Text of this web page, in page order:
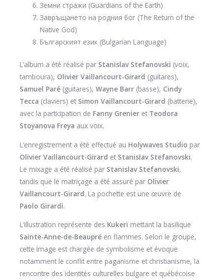
Земни стражи (Guardians of the Earth)
Завръщането на родния бог (The Return of the
Native God)
Българският език (Bulgarian Language)
L’album a été réalisé par Stanislav Stefanovski (voix,
tamboura), Olivier Vaillancourt-Girard (guitares),
Samuel Paré (guitares), Wayne Barr (basse), Cindy
Tecca (claviers) et Simon Vaillancourt-Girard (batterie),
avec la participation de Fanny Grenier et Teodora
Stoyanova Freya aux voix.
L’enregistrement a été effectué au Holywaves Studio par
Olivier Vaillancourt-Girard et Stanislav Stefanovski.
Le mixage a été réalisé par Stanislav Stefanovski,
tandis que le matriçage a été assuré par Olivier
Vaillancourt-Girard. La pochette est une œuvre de
Paolo Girardi.
L’illustration représente des Kukeri mettant la basilique
Sainte-Anne-de-Beaupré en flammes. Selon le groupe,
cette image est chargée de symbolisme et évoque
notamment le conflit entre paganisme et christianisme, la
rencontre des identités culturelles bulgare et québécoise